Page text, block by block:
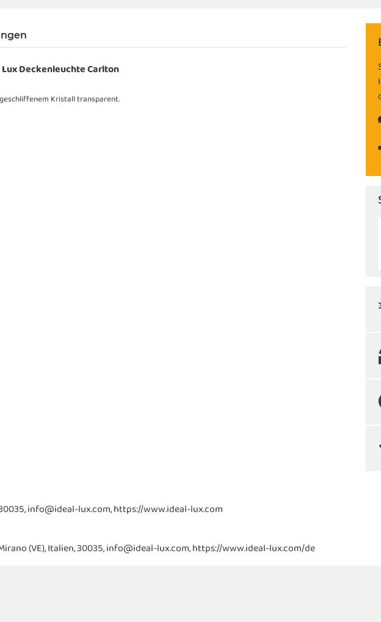
Deckenleuchte Carlton
Kristall transparent.
30035, info@ideal-lux.com, https://www.ideal-lux.com
(VE), Italien, 30035, info@ideal-lux.com, https://www.ideal-lux.com/de